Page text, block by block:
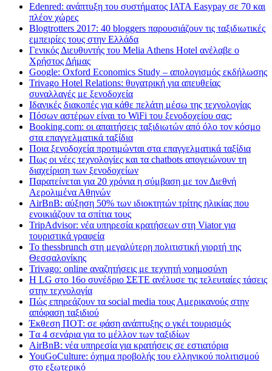
Edenred: ανάπτυξη του συστήματος IATA Easypay σε 70 και
πλέον χώρες
Blogtrotters 2017: 40 bloggers παρουσιάζουν τις ταξιδιωτικές
εμπειρίες τους στην Ελλάδα
Γενικός Διευθυντής του Melia Athens Hotel ανέλαβε ο
Χρήστος Δήμας
Google: Oxford Economics Study – απολογισμός εκδήλωσης
Trivago Hotel Relations: θυγατρική για απευθείας
συναλλαγές με ξενοδοχεία
Iδανικές διακοπές για κάθε πελάτη μέσω της τεχνολογίας
Πόσων αστέρων είναι το WiFi του ξενοδοχείου σας;
Booking.com: οι απαιτήσεις ταξιδιωτών από όλο τον κόσμο
στα επαγγελματικά ταξίδια
Ποια ξενοδοχεία προτιμώνται στα επαγγελματικά ταξίδια
Πως οι νέες τεχνολογίες και τα chatbots απογειώνουν τη
διαχείριση των ξενοδοχείων
Παρατείνεται για 20 χρόνια η σύμβαση με τον Διεθνή
Αερολιμένα Αθηνών
AirBnB: αύξηση 50% των ιδιοκτητών τρίτης ηλικίας που
ενοικιάζουν τα σπίτια τους
TripAdvisor: νέα υπηρεσία κρατήσεων στη Viator για
τουριστικά γραφεία
Το thessbrunch στη μεγαλύτερη πολιτιστική γιορτή της
Θεσσαλονίκης
Trivago: online αναζητήσεις με τεχνητή νοημοσύνη
H LG στο 16ο συνέδριο ΣΕΤΕ ανέλυσε τις τελευταίες τάσεις
στην τεχνολογία
Πώς επηρεάζουν τα social media τους Αμερικανούς στην
απόφαση ταξιδιού
Έκθεση ΠΟΤ: σε φάση ανάπτυξης ο γκέι τουρισμός
Tα 4 σενάρια για το μέλλον των ταξιδίων
AirBnB: νέα υπηρεσία για κρατήσεις σε εστιατόρια
YouGoCulture: όχημα προβολής του ελληνικού πολιτισμού
στο εξωτερικό